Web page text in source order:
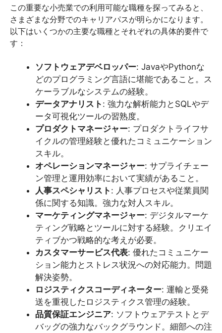
この重要な小売業での利用可能な職種を探ってみると、
さまざまな分野でのキャリアパスが明らかになります。
以下はいくつかの主要な職種とそれぞれの具体的要件で
す：
ソフトウェアデベロッパー: JavaやPythonな
どのプログラミング言語に堪能であること。ス
ケーラブルなシステムの経験。
データアナリスト : 強力な解析能力とSQLやデ
ータ可視化ツールの習熟度。
プロダクトマネージャー: プロダクトライフサ
イクルの管理経験と優れたコミュニケーション
スキル。
オペレーションマネージャー: サプライチェー
ン管理と運用効率において実績があること。
人事スペシャリスト : 人事プロセスや従業員関
係に関する知識。強力な対人スキル。
マーケティングマネージャー: デジタルマーケ
ティング戦略とツールに対する経験。クリエイ
ティブかつ戦略的な考えが必要。
カスタマーサービス代表: 優れたコミュニケー
ション能力とストレス状況への対応能力。問題
解決姿勢。
ロジスティクスコーディネーター: 運輸と受発
送を重視したロジスティクス管理の経験。
品質保証エンジニア: ソフトウェアテストとデ
バッグの強力なバックグラウンド。細部への注